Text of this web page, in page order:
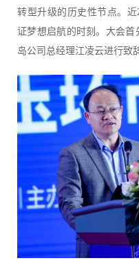
转型升级的历史性节点。
证梦想启航的时刻。 大会首
岛公司总经理江凌云进行致